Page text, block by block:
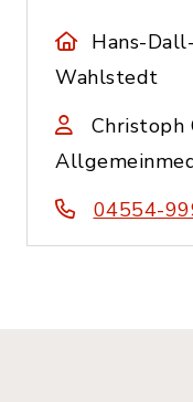
Hans-
Wahlstedt
Christoph
04554-